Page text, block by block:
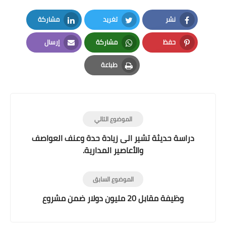
نشر
Facebook
تغريد
Twitter
مشاركة
LinkedIn
حفظ
Pinterest
مشاركة
Whatsapp
إرسال
Email
طباعة
Print
الموضوع التالي
دراسة حديثة تشير الى زيادة حدة وعنف العواصف
والأعاصير المدارية.
الموضوع السابق
وظيفة مقابل 20 مليون دولار ضمن مشروع